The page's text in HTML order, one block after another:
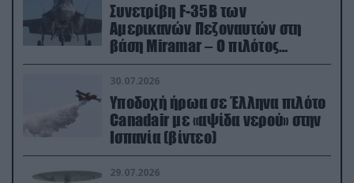
Συνετρίβη F-35B των
Αμερικανών Πεζοναυτών στη
βάση Miramar – Ο πιλότος
εκτινάχθηκε εγκαίρως
30.07.2026
Υποδοχή ήρωα σε Έλληνα πιλότο
Canadair με «αψίδα νερού» στην
Ισπανία (βίντεο)
29.07.2026